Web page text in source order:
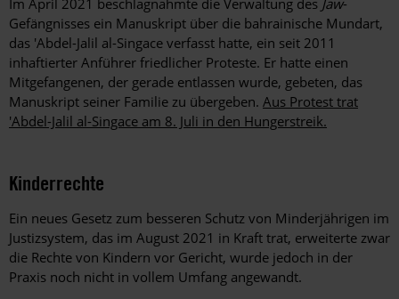
Gefängnisses ein Manuskript über die bahrainische Mundart,
das 'Abdel-Jalil al-Singace verfasst hatte, ein seit 2011
inhaftierter Anführer friedlicher Proteste. Er hatte einen
Mitgefangenen, der gerade entlassen wurde, gebeten, das
Manuskript seiner Familie zu übergeben. Aus Protest trat
'Abdel-Jalil al-Singace am 8. Juli in den Hungerstreik.
Kinderrechte
Ein neues Gesetz zum besseren Schutz von Minderjährigen im
Justizsystem, das im August 2021 in Kraft trat, erweiterte zwar
die Rechte von Kindern vor Gericht, wurde jedoch in der
Praxis noch nicht in vollem Umfang angewandt.